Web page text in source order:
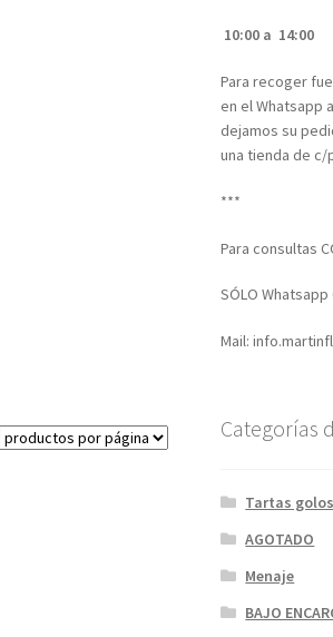
10:00 a 14:00
Para recoger
en el Whatsapp
dejamos su
una tienda de
***
Para consultas
SÓLO Whatsapp
Mail:
Categorías
Tartas
AGOTADO
Menaje
BAJO